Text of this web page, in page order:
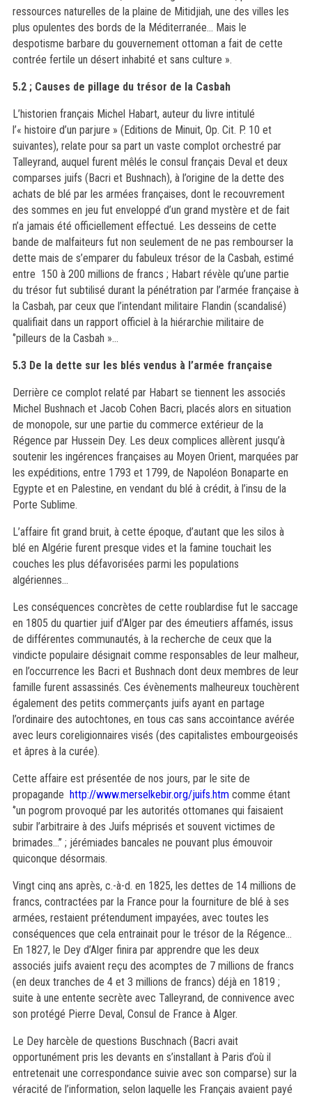
ressources naturelles de la plaine de Mitidjiah, une des villes les
plus opulentes des bords de la Méditerranée... Mais le
despotisme barbare du gouvernement ottoman a fait de cette
contrée fertile un désert inhabité et sans culture ».
5.2 ; Causes de pillage du trésor de la Casbah
L’historien français Michel Habart, auteur du livre intitulé
l’« histoire d’un parjure » (Editions de Minuit, Op. Cit. P. 10 et
suivantes), relate pour sa part un vaste complot orchestré par
Talleyrand, auquel furent mêlés le consul français Deval et deux
comparses juifs (Bacri et Bushnach), à l’origine de la dette des
achats de blé par les armées françaises, dont le recouvrement
des sommes en jeu fut enveloppé d’un grand mystère et de fait
n’a jamais été officiellement effectué. Les desseins de cette
bande de malfaiteurs fut non seulement de ne pas rembourser la
dette mais de s’emparer du fabuleux trésor de la Casbah, estimé
entre 150 à 200 millions de francs ; Habart révèle qu’une partie
du trésor fut subtilisé durant la pénétration par l’armée française à
la Casbah, par ceux que l’intendant militaire Flandin (scandalisé)
qualifiait dans un rapport officiel à la hiérarchie militaire de
‘’pilleurs de la Casbah »…
5.3 De la dette sur les blés vendus à l’armée française
Derrière ce complot relaté par Habart se tiennent les associés
Michel Bushnach et Jacob Cohen Bacri, placés alors en situation
de monopole, sur une partie du commerce extérieur de la
Régence par Hussein Dey. Les deux complices allèrent jusqu’à
soutenir les ingérences françaises au Moyen Orient, marquées par
les expéditions, entre 1793 et 1799, de Napoléon Bonaparte en
Egypte et en Palestine, en vendant du blé à crédit, à l’insu de la
Porte Sublime.
L’affaire fit grand bruit, à cette époque, d’autant que les silos à
blé en Algérie furent presque vides et la famine touchait les
couches les plus défavorisées parmi les populations
algériennes...
Les conséquences concrètes de cette roublardise fut le saccage
en 1805 du quartier juif d’Alger par des émeutiers affamés, issus
de différentes communautés, à la recherche de ceux que la
vindicte populaire désignait comme responsables de leur malheur,
en l’occurrence les Bacri et Bushnach dont deux membres de leur
famille furent assassinés. Ces évènements malheureux touchèrent
également des petits commerçants juifs ayant en partage
l’ordinaire des autochtones, en tous cas sans accointance avérée
avec leurs coreligionnaires visés (des capitalistes embourgeoisés
et âpres à la curée).
Cette affaire est présentée de nos jours, par le site de
propagande http://www.merselkebir.org/juifs.htm comme étant
‘’un pogrom provoqué par les autorités ottomanes qui faisaient
subir l’arbitraire à des Juifs méprisés et souvent victimes de
brimades…’’ ; jérémiades bancales ne pouvant plus émouvoir
quiconque désormais.
Vingt cinq ans après, c.-à-d. en 1825, les dettes de 14 millions de
francs, contractées par la France pour la fourniture de blé à ses
armées, restaient prétendument impayées, avec toutes les
conséquences que cela entrainait pour le trésor de la Régence...
En 1827, le Dey d’Alger finira par apprendre que les deux
associés juifs avaient reçu des acomptes de 7 millions de francs
(en deux tranches de 4 et 3 millions de francs) déjà en 1819 ;
suite à une entente secrète avec Talleyrand, de connivence avec
son protégé Pierre Deval, Consul de France à Alger.
Le Dey harcèle de questions Buschnach (Bacri avait
opportunément pris les devants en s’installant à Paris d’où il
entretenait une correspondance suivie avec son comparse) sur la
véracité de l’information, selon laquelle les Français avaient payé